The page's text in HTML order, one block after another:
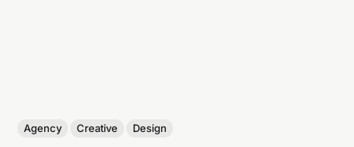
Agency Creative Design